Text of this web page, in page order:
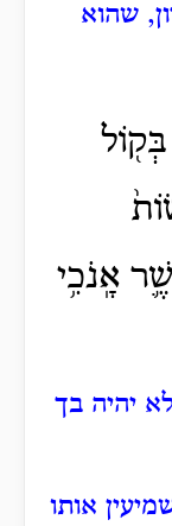
שהוא
אָֽנֹכִ֥י
יהיה בך
אותו